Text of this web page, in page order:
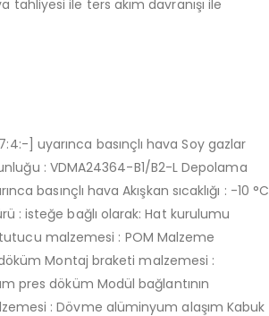
tahliyesi ile ters akım davranışı ile
] uyarınca basınçlı hava Soy gazlar
: VDMA24364-B1/B2-L Depolama
basınçlı hava Akışkan sıcaklığı : -10 °C
: isteğe bağlı olarak: Hat kurulumu
malzemesi : POM Malzeme
Montaj braketi malzemesi :
pres döküm Modül bağlantının
: Dövme alüminyum alaşım Kabuk